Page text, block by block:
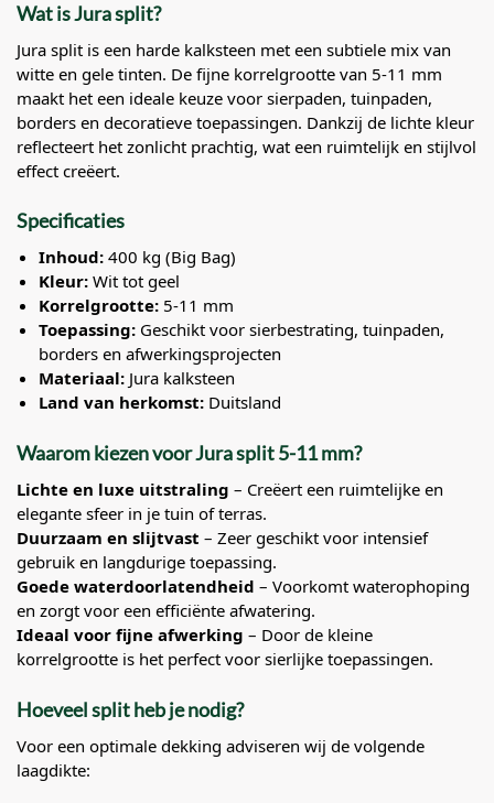
Wat is Jura split?
Jura split is een harde kalksteen met een subtiele mix van
witte en gele tinten. De fijne korrelgrootte van 5-11 mm
maakt het een ideale keuze voor sierpaden, tuinpaden,
borders en decoratieve toepassingen. Dankzij de lichte kleur
reflecteert het zonlicht prachtig, wat een ruimtelijk en stijlvol
effect creëert.
Specificaties
Inhoud: 400 kg (Big Bag)
Kleur: Wit tot geel
Korrelgrootte: 5-11 mm
Toepassing: Geschikt voor sierbestrating, tuinpaden,
borders en afwerkingsprojecten
Materiaal: Jura kalksteen
Land van herkomst: Duitsland
Waarom kiezen voor Jura split 5-11 mm?
Lichte en luxe uitstraling – Creëert een ruimtelijke en
elegante sfeer in je tuin of terras.
Duurzaam en slijtvast – Zeer geschikt voor intensief
gebruik en langdurige toepassing.
Goede waterdoorlatendheid – Voorkomt waterophoping
en zorgt voor een efficiënte afwatering.
Ideaal voor fijne afwerking – Door de kleine
korrelgrootte is het perfect voor sierlijke toepassingen.
Hoeveel split heb je nodig?
Voor een optimale dekking adviseren wij de volgende
laagdikte: